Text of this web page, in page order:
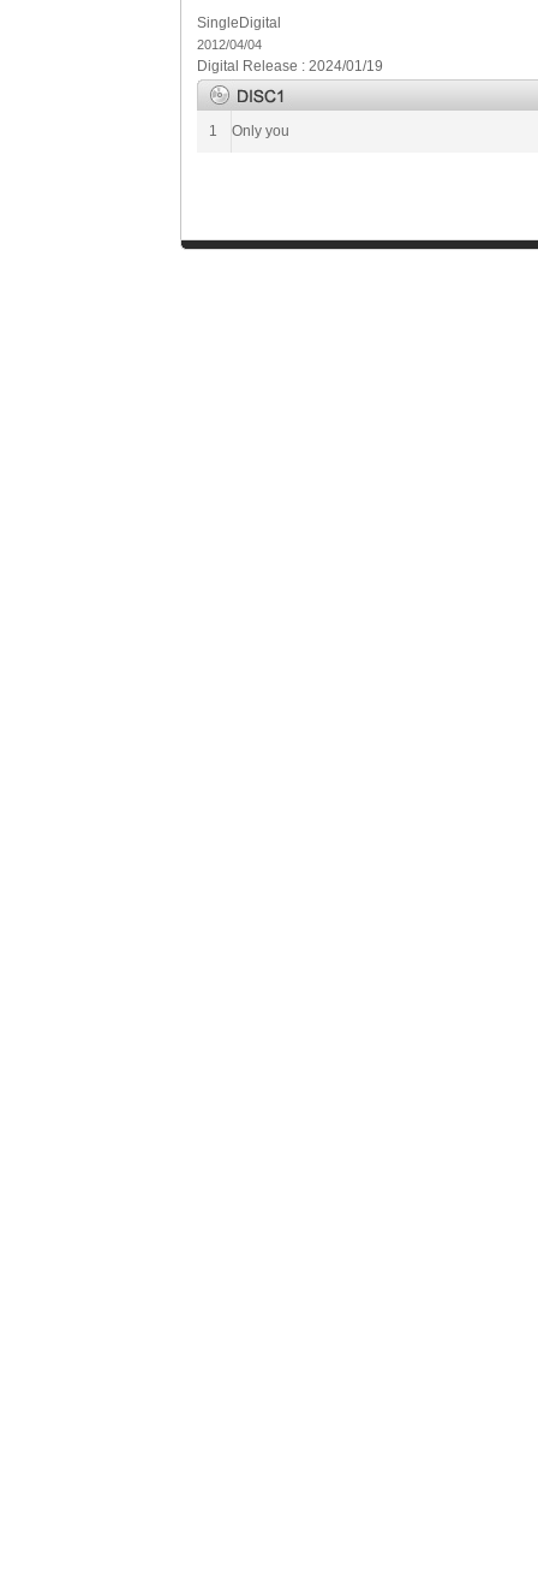
Single Digital
2012/04/04
Digital Release : 2024/01/19
1 Only you